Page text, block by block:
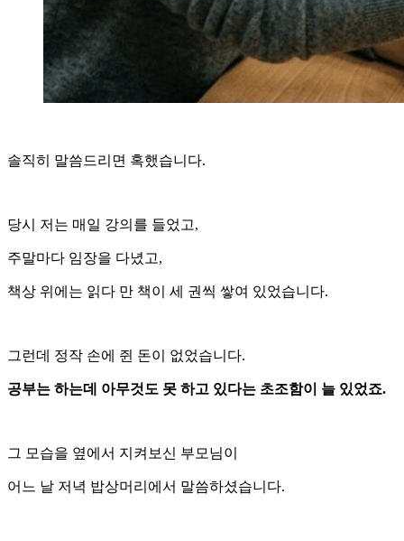
솔직히 말씀드리면 혹했습니다.
당시 저는 매일 강의를 들었고,
주말마다 임장을 다녔고,
책상 위에는 읽다 만 책이 세 권씩 쌓여 있었습니다.
그런데 정작 손에 쥔 돈이 없었습니다.
공부는 하는데 아무것도 못 하고 있다는 초조함이 늘 있었죠.
그 모습을 옆에서 지켜보신 부모님이
어느 날 저녁 밥상머리에서 말씀하셨습니다.